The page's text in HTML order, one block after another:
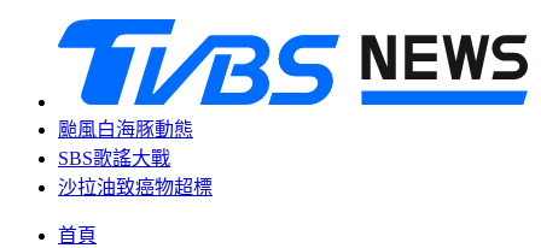
颱風白海豚動態
SBS歌謠大戰
沙拉油致癌物超標
首頁